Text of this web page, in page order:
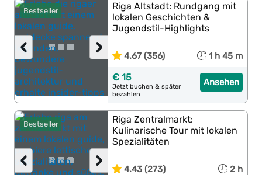
Bestseller
›
‹
Riga Altstadt: Rundgang mit
lokalen Geschichten &
Jugendstil-Highlights
4.67 (356) 1 h 45 m
Ansehen
€ 15
Jetzt buchen & später
bezahlen
Bestseller
›
‹
Riga Zentralmarkt:
Kulinarische Tour mit lokalen
Spezialitäten
4.43 (273) 2 h